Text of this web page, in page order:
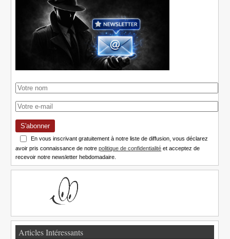
S'abonner
En vous inscrivant gratuitement à notre liste de diffusion, vous déclarez
avoir pris connaissance de notrepolitique de confidentialité et acceptez de
recevoir notre newsletter hebdomadaire.
Articles Intéressants